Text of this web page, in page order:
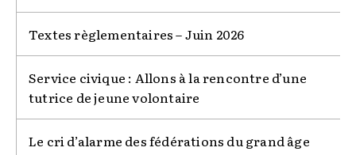
Textes règlementaires – Juin 2026
Service civique : Allons à la rencontre d’une
tutrice de jeune volontaire
Le cri d’alarme des fédérations du grand âge